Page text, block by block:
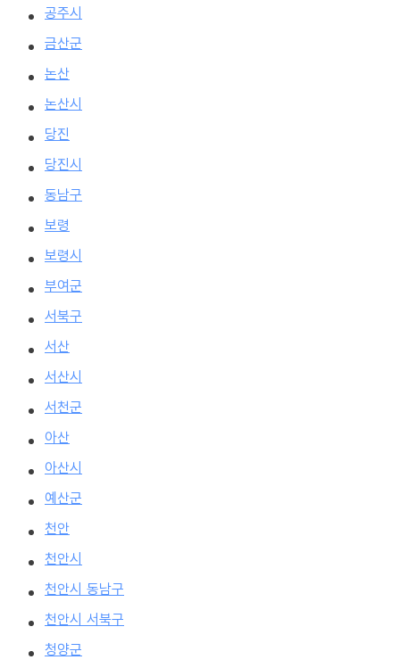
공주시
금산군
논산
논산시
당진
당진시
동남구
보령
보령시
부여군
서북구
서산
서산시
서천군
아산
아산시
예산군
천안
천안시
천안시 동남구
천안시 서북구
청양군